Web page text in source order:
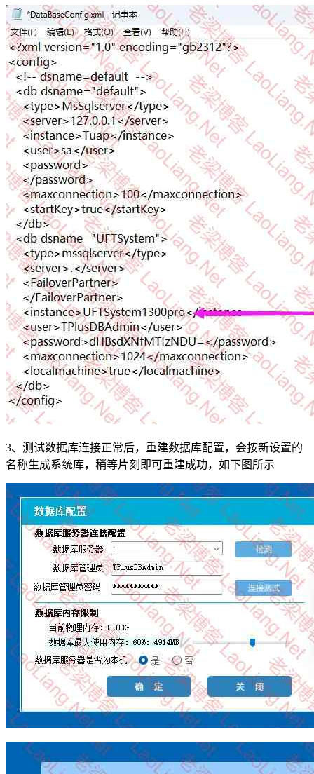
3、测试数据库连接正常后，重建数据库配置，会按新设置的
名称生成系统库，稍等片刻即可重建成功，如下图所示